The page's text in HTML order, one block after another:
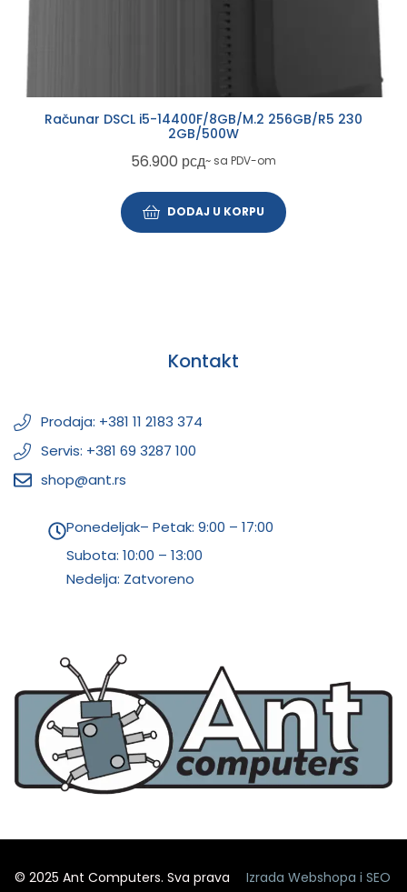
Računar DSCL i5-14400F/8GB/M.2 256GB/R5 230
2GB/500W
56.900 рсд~ sa PDV-om
DODAJ U KORPU
Kontakt
Prodaja: +381 11 2183 374
Servis: +381 69 3287 100
shop@ant.rs
Ponedeljak– Petak: 9:00 – 17:00
Subota: 10:00 – 13:00
Nedelja: Zatvoreno
© 2025 Ant Computers. Sva prava
Izrada Webshopa iSEO